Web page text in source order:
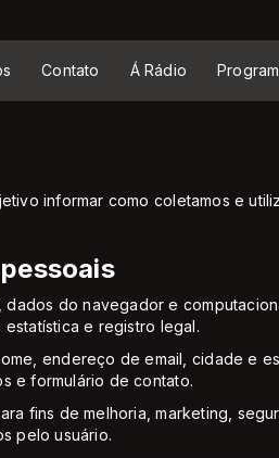
Contato Á Rádio
informar como coletamos e
dados do navegador e
e registro legal.
endereço de email, cidade e
e formulário de contato.
fins de melhoria, marketing,
pelo usuário.